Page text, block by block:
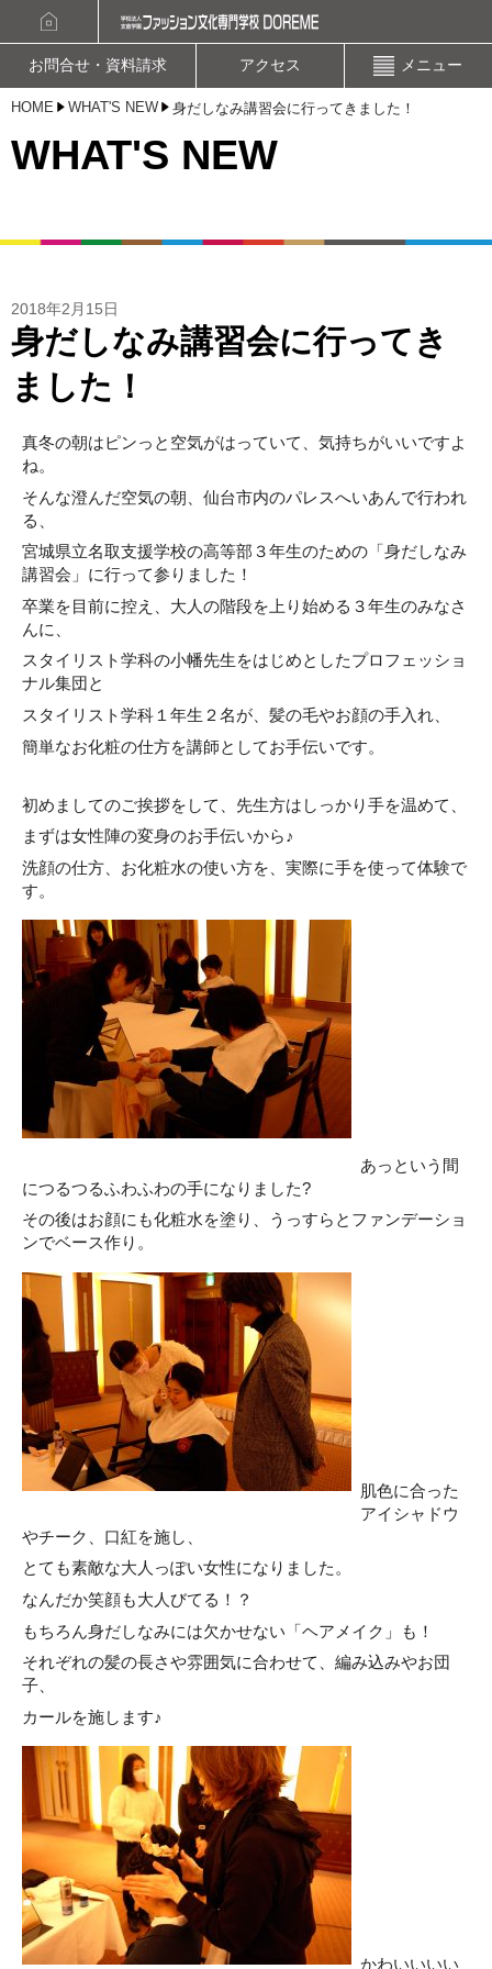
お問合せ・資料請求 アクセス メニュー
資料請求 オープンキャンパスお申込み
HOME WHAT'S NEW 身だしなみ講習会に行ってきました！
WHAT'S NEW
2018年2月15日
身だしなみ講習会に行ってき
ました！
真冬の朝はピンっと空気がはっていて、気持ちがいいですよ
ね。
そんな澄んだ空気の朝、仙台市内のパレスへいあんで行われ
る、
宮城県立名取支援学校の高等部３年生のための「身だしなみ
講習会」に行って参りました！
卒業を目前に控え、大人の階段を上り始める３年生のみなさ
んに、
スタイリスト学科の小幡先生をはじめとしたプロフェッショ
ナル集団と
スタイリスト学科１年生２名が、髪の毛やお顔の手入れ、
簡単なお化粧の仕方を講師としてお手伝いです。
初めましてのご挨拶をして、先生方はしっかり手を温めて、
まずは女性陣の変身のお手伝いから♪
洗顔の仕方、お化粧水の使い方を、実際に手を使って体験で
す。
あっという間
につるつるふわふわの手になりました?
その後はお顔にも化粧水を塗り、うっすらとファンデーショ
ンでベース作り。
肌色に合った
アイシャドウ
やチーク、口紅を施し、
とても素敵な大人っぽい女性になりました。
なんだか笑顔も大人びてる！？
もちろん身だしなみには欠かせない「ヘアメイク」も！
それぞれの髪の長さや雰囲気に合わせて、編み込みやお団
子、
カールを施します♪
かわいいいい